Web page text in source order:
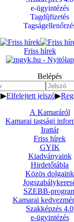
e-ügyintézés
Tagdíjfizetés
Friss hírek
Belépés
▶Elfelejtett jelszó▶
A Kamaráról
Kamarai tagsági
Irattár
Friss hírek
GYIK
Kiadványaink
Hirdetőtábla
Közös dolgaink
SZEBB-
Kamarai
Szakképzés 4.0
e-ügyintézés